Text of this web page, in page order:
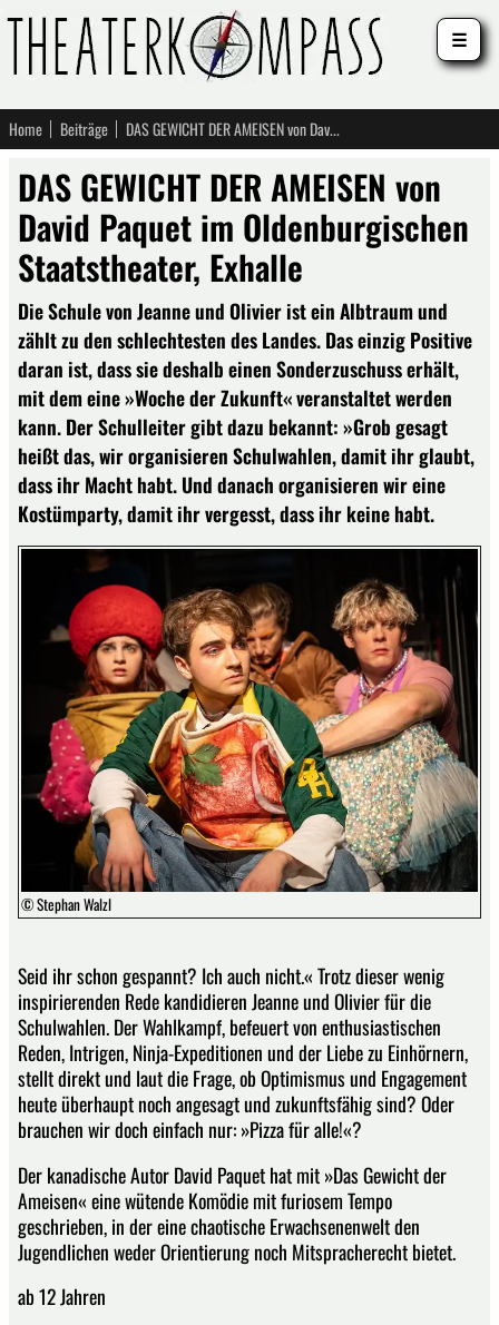
Home Beiträge DAS GEWICHT DER AMEISEN von David Paquet im Oldenburgischen Staatstheater, Exhalle
DAS GEWICHT DER AMEISEN von
David Paquet im Oldenburgischen
Staatstheater, Exhalle
Die Schule von Jeanne und Olivier ist ein Albtraum und
zählt zu den schlechtesten des Landes. Das einzig Positive
daran ist, dass sie deshalb einen Sonderzuschuss erhält,
mit dem eine »Woche der Zukunft« veranstaltet werden
kann. Der Schulleiter gibt dazu bekannt: »Grob gesagt
heißt das, wir organisieren Schulwahlen, damit ihr glaubt,
dass ihr Macht habt. Und danach organisieren wir eine
Kostümparty, damit ihr vergesst, dass ihr keine habt.
© Stephan Walzl
Seid ihr schon gespannt? Ich auch nicht.« Trotz dieser wenig
inspirierenden Rede kandidieren Jeanne und Olivier für die
Schulwahlen. Der Wahlkampf, befeuert von enthusiastischen
Reden, Intrigen, Ninja-Expeditionen und der Liebe zu Einhörnern,
stellt direkt und laut die Frage, ob Optimismus und Engagement
heute überhaupt noch angesagt und zukunftsfähig sind? Oder
brauchen wir doch einfach nur: »Pizza für alle!«?
Der kanadische Autor David Paquet hat mit »Das Gewicht der
Ameisen« eine wütende Komödie mit furiosem Tempo
geschrieben, in der eine chaotische Erwachsenenwelt den
Jugendlichen weder Orientierung noch Mitspracherecht bietet.
ab 12 Jahren
☰